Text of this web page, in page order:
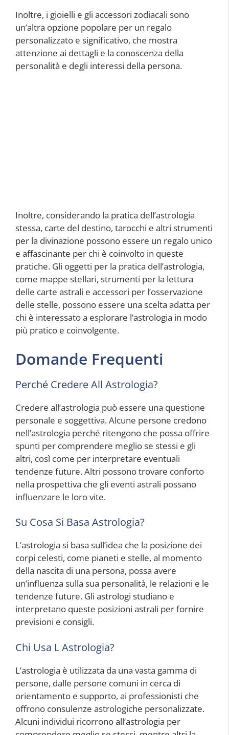
Inoltre, i gioielli e gli accessori zodiacali sono
un’altra opzione popolare per un regalo
personalizzato e significativo, che mostra
attenzione ai dettagli e la conoscenza della
personalità e degli interessi della persona.
Inoltre, considerando la pratica dell’astrologia
stessa, carte del destino, tarocchi e altri strumenti
per la divinazione possono essere un regalo unico
e affascinante per chi è coinvolto in queste
pratiche. Gli oggetti per la pratica dell’astrologia,
come mappe stellari, strumenti per la lettura
delle carte astrali e accessori per l’osservazione
delle stelle, possono essere una scelta adatta per
chi è interessato a esplorare l’astrologia in modo
più pratico e coinvolgente.
Domande Frequenti
Perché Credere All Astrologia?
Credere all’astrologia può essere una questione
personale e soggettiva. Alcune persone credono
nell’astrologia perché ritengono che possa offrire
spunti per comprendere meglio se stessi e gli
altri, così come per interpretare eventuali
tendenze future. Altri possono trovare conforto
nella prospettiva che gli eventi astrali possano
influenzare le loro vite.
Su Cosa Si Basa Astrologia?
L’astrologia si basa sull’idea che la posizione dei
corpi celesti, come pianeti e stelle, al momento
della nascita di una persona, possa avere
un’influenza sulla sua personalità, le relazioni e le
tendenze future. Gli astrologi studiano e
interpretano queste posizioni astrali per fornire
previsioni e consigli.
Chi Usa L Astrologia?
L’astrologia è utilizzata da una vasta gamma di
persone, dalle persone comuni in cerca di
orientamento e supporto, ai professionisti che
offrono consulenze astrologiche personalizzate.
Alcuni individui ricorrono all’astrologia per